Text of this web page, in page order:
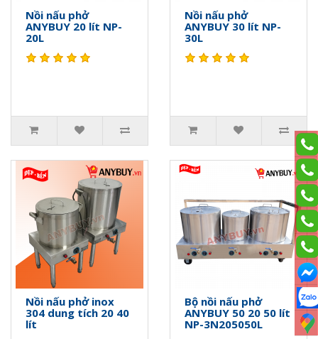
Nồi nấu phở
ANYBUY 20 lít NP-
20L
Nồi nấu phở
ANYBUY 30 lít NP-
30L
Nồi nấu phở inox
304 dung tích 20 40
lít
Bộ nồi nấu phở
ANYBUY 50 20 50 lít
NP-3N205050L